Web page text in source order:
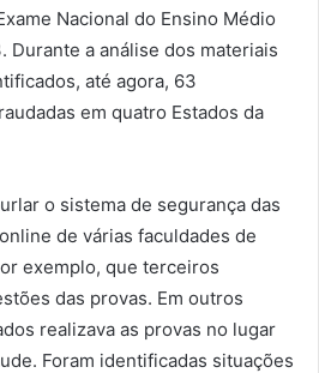
Nacional do Ensino Médio
Durante a análise dos materiais
até agora, 63
em quatro Estados da
o sistema de segurança das
de várias faculdades de
exemplo, que terceiros
das provas. Em outros
realizava as provas no lugar
Foram identificadas situações